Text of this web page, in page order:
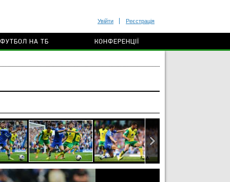
Увійти Реєстрація
ФУТБОЛ НА ТБ КОНФЕРЕНЦІЇ